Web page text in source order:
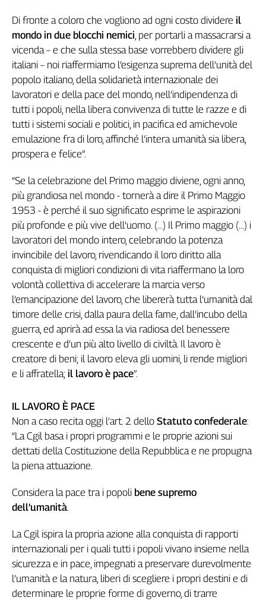
tv
Work
in
Progress
L'Italia
nel
Lavoro
Territori
Abruzzo-
Alto
Adige
Basilicata
Calabria
Campania
Emilia-
Romagna
Friuli
Venezia
Giulia
Lazio
Liguria
Lombardia
Marche
Puglia
Sardegna
Sicilia
Toscana
Trentino
Valle
D'Aosta
Archivio
Storico
1955-
2014
Di fronte a coloro che vogliono ad ogni costo dividere il
mondo in due blocchi nemici , per portarli a massacrarsi a
vicenda – e che sulla stessa base vorrebbero dividere gli
italiani – noi riaffermiamo l’esigenza suprema dell’unità del
popolo italiano, della solidarietà internazionale dei
lavoratori e della pace del mondo, nell’indipendenza di
tutti i popoli, nella libera convivenza di tutte le razze e di
tutti i sistemi sociali e politici, in pacifica ed amichevole
emulazione fra di loro, affinché l’intera umanità sia libera,
prospera e felice”.
“Se la celebrazione del Primo maggio diviene, ogni anno,
più grandiosa nel mondo - tornerà a dire il Primo Maggio
1953 - è perché il suo significato esprime le aspirazioni
più profonde e più vive dell’uomo. (...) Il Primo maggio (…) i
lavoratori del mondo intero, celebrando la potenza
invincibile del lavoro, rivendicando il loro diritto alla
conquista di migliori condizioni di vita riaffermano la loro
volontà collettiva di accelerare la marcia verso
l’emancipazione del lavoro, che libererà tutta l’umanità dal
timore delle crisi, dalla paura della fame, dall’incubo della
guerra, ed aprirà ad essa la via radiosa del benessere
crescente e d’un più alto livello di civiltà. Il lavoro è
creatore di beni; il lavoro eleva gli uomini, li rende migliori
e li affratella; il lavoro è pace”.
IL LAVORO È PACE
Non a caso recita oggi l’art. 2 dello Statuto confederale:
“La Cgil basa i propri programmi e le proprie azioni sui
dettati della Costituzione della Repubblica e ne propugna
la piena attuazione.
Considera la pace tra i popoli bene supremo
dell’umanità.
La Cgil ispira la propria azione alla conquista di rapporti
internazionali per i quali tutti i popoli vivano insieme nella
sicurezza e in pace, impegnati a preservare durevolmente
l’umanità e la natura, liberi di scegliere i propri destini e di
determinare le proprie forme di governo, di trarre